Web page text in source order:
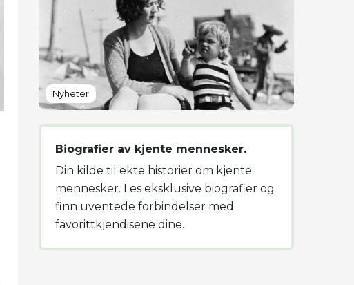
Nyheter
Biografier av kjente mennesker.
Din kilde til ekte historier om kjente
mennesker. Les eksklusive biografier og
finn uventede forbindelser med
favorittkjendisene dine.